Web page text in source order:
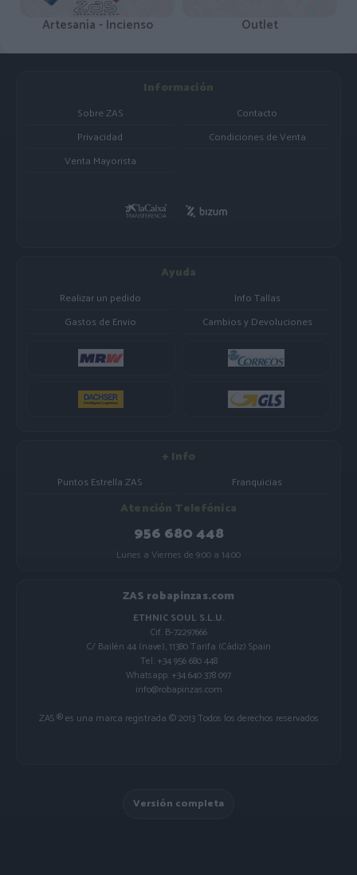
Artesanía - Incienso Outlet
Información
Sobre ZAS
Contacto
Privacidad
Condiciones de Venta
Venta Mayorista
Ayuda
Realizar un pedido
Info Tallas
Gastos de Envio
Cambios y Devoluciones
+ Info
Puntos Estrella ZAS Franquicias
Atención Telefónica
956 680 448
Lunes a Viernes de 9:00 a 14:00
ZAS robapinzas.com
ETHNIC SOUL S.L.U.
Cif. B-72297666
C/ Bailén 44 (nave), 11380 Tarifa (Cádiz) Spain
Tel. +34 956 680 448
Whatsapp: +34 640 378 097
info@robapinzas.com
ZAS ® es una marca registrada © 2013 Todos los derechos reservados
Versión completa